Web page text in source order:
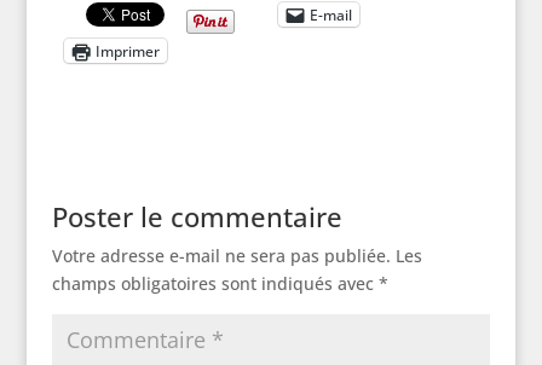
E-mail
Imprimer
Poster le commentaire
Votre adresse e-mail ne sera pas publiée. Les
champs obligatoires sont indiqués avec *